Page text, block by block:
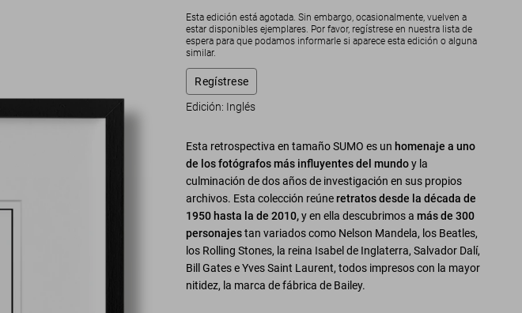
Esta edición está agotada. Sin embargo, ocasionalmente, vuelven a
estar disponibles ejemplares. Por favor, regístrese en nuestra lista de
espera para que podamos informarle si aparece esta edición o alguna
similar.
Regístrese
Edición: Inglés
Esta retrospectiva en tamaño SUMO es un homenaje a uno
de los fotógrafos más influyentes del mundoy la
culminación de dos años de investigación en sus propios
archivos. Esta colección reúneretratos desde la década de
1950 hasta la de 2010,y en ella descubrimos amás de 300
personajestan variados como Nelson Mandela, los Beatles,
los Rolling Stones, la reina Isabel de Inglaterra, Salvador Dalí,
Bill Gates e Yves Saint Laurent, todos impresos con la mayor
nitidez, la marca de fábrica de Bailey.